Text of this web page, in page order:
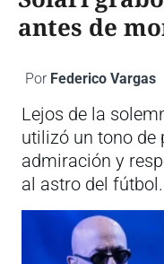
antes de
Por Federico Vargas
Lejos de la
utilizó un tono de
admiración y
al astro del fútbol.